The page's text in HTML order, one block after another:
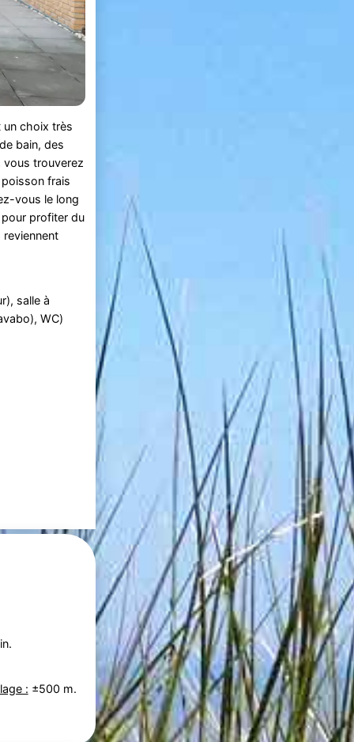
un choix très
bain, des
vous trouverez
frais
vous le long
profiter du
reviennent
salle à
WC)
: ±500 m.